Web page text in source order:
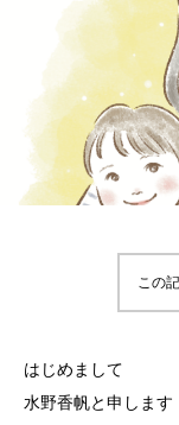
この
はじめまして
水野香帆と申します